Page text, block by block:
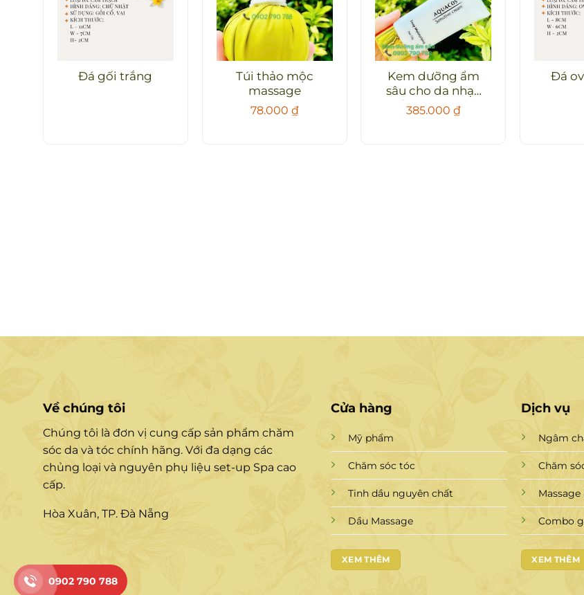
Đá gối trắng
Túi thảo mộc
massage
78.000 ₫
Kem dưỡng ẩm
sâu cho da nhạy
cảm Aquacos
385.000 ₫
Đá
Về chúng tôi
Chúng tôi là đơn vị cung cấp sản phẩm chăm
sóc da và tóc chính hãng. Với đa dạng các
chủng loại và nguyên phụ liệu set-up Spa cao
cấp.
Hòa Xuân, TP. Đà Nẵng
Cửa hàng
Mỹ phẩm
Chăm sóc tóc
Tinh dầu nguyên chất
Dầu Massage
XEM THÊM
Dịch vụ
Ngâm
Chăm
Combo
XEM THÊM
0902 790 788